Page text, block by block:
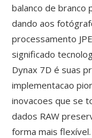
balanco de branco
dando aos
processamento
significado
Dynax 7D é suas
implementacao
inovacoes que se
dados RAW
forma mais